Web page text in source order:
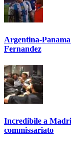
Argentina-
Fernandez
Incredibile a
commissariato